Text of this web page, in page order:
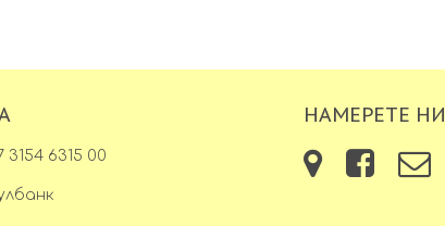
3154 6315 00
НАМЕРЕТЕ НИ